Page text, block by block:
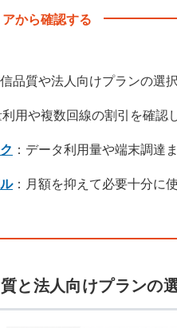
から確認する
信品質や法人向けプランの選
利用や複数回線の割引を確認
：データ利用量や端末調達
：月額を抑えて必要十分に
質と法人向けプランの